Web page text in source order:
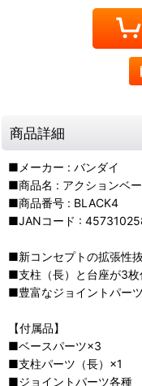
商品詳細
■メーカー : バンダイ
■商品名 : アクションベ
■商品番号 : BLACK4
■JANコード :
■新コンセプトの拡張性
■支柱（長）と台座が3枚
■豊富なジョイントパー
【付属品】
■ベースパーツ×3
■支柱パーツ（長）×1
■ジョイントパーツ各種